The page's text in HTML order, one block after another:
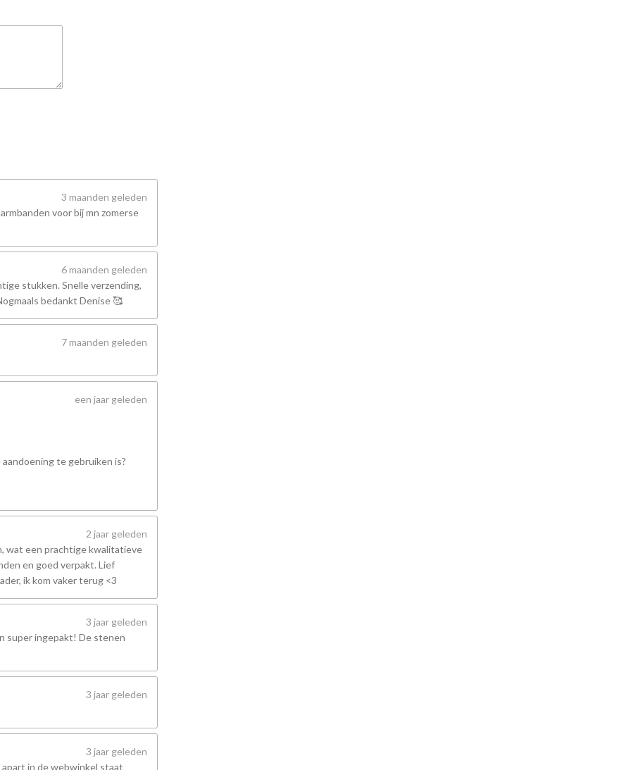
3 maanden geleden
voor bij mn zomerse
6 maanden geleden
stukken. Snelle verzending,
bedankt Denise 🥰
7 maanden geleden
een jaar geleden
te gebruiken is?
2 jaar geleden
wat een prachtige kwalitatieve
en goed verpakt. Lief
ik kom vaker terug <3
3 jaar geleden
super ingepakt! De stenen
3 jaar geleden
3 jaar geleden
in de webwinkel staat